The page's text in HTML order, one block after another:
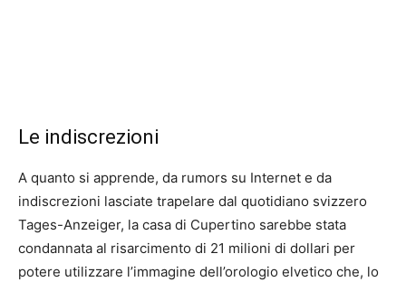
Le indiscrezioni
A quanto si apprende, da rumors su Internet e da
indiscrezioni lasciate trapelare dal quotidiano svizzero
Tages-Anzeiger, la casa di Cupertino sarebbe stata
condannata al risarcimento di 21 milioni di dollari per
potere utilizzare l’immagine dell’orologio elvetico che, lo